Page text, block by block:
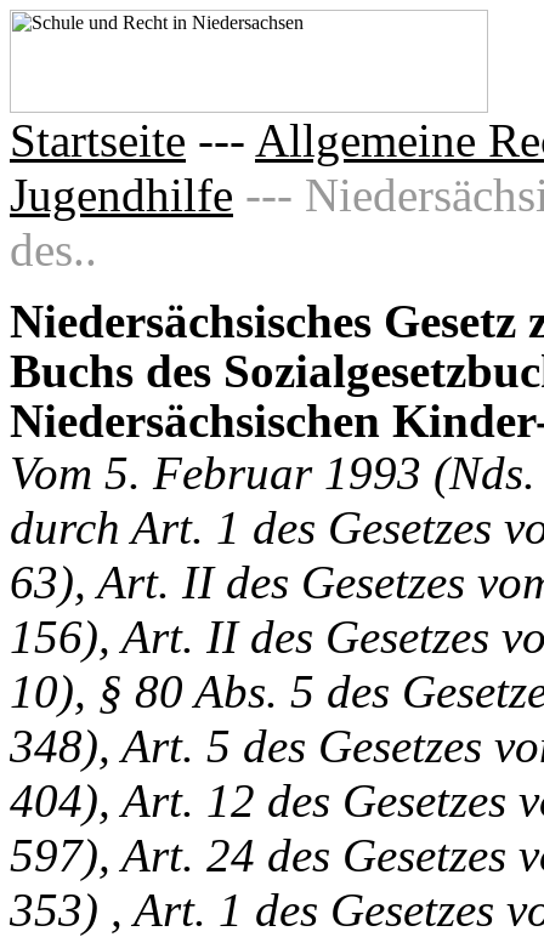
Startseite --- Allgemeine
Jugendhilfe ---
des..
Niedersächsisches
Buchs des
Niedersächsischen
Vom 5. Februar 1993
durch Art. 1 des Gesetzes
63), Art. II des Gesetzes
156), Art. II des Gesetzes
10), § 80 Abs. 5 des
348), Art. 5 des Gesetzes
404), Art. 12 des Gesetzes
597), Art. 24 des Gesetzes
353) , Art. 1 des Gesetzes